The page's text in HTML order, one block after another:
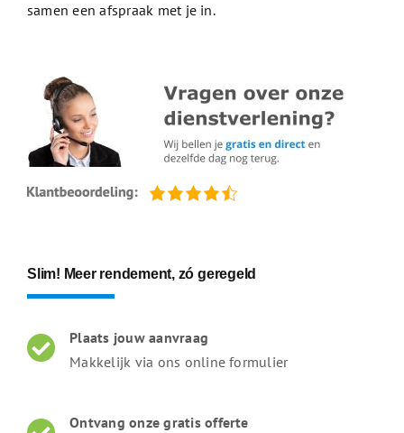
samen een afspraak met je in.
Slim! Meer rendement, zó geregeld
Plaats jouw aanvraag
Makkelijk via ons online formulier
Ontvang onze gratis offerte